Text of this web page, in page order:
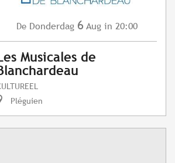
De Donderdag 6 Aug in 20:00
Musicales de
Pléguien